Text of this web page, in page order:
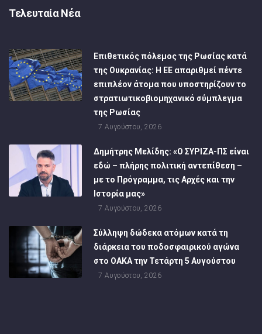
Τελευταία Νέα
Επιθετικός πόλεμος της Ρωσίας κατά
της Ουκρανίας: Η ΕΕ απαριθμεί πέντε
επιπλέον άτομα που υποστηρίζουν το
στρατιωτικοβιομηχανικό σύμπλεγμα
της Ρωσίας
7 Αυγούστου, 2026
Δημήτρης Μελίδης: «Ο ΣΥΡΙΖΑ-ΠΣ είναι
εδώ – πλήρης πολιτική αντεπίθεση –
με το Πρόγραμμα, τις Αρχές και την
Ιστορία μας»
7 Αυγούστου, 2026
Σύλληψη δώδεκα ατόμων κατά τη
διάρκεια του ποδοσφαιρικού αγώνα
στο ΟΑΚΑ την Τετάρτη 5 Αυγούστου
7 Αυγούστου, 2026